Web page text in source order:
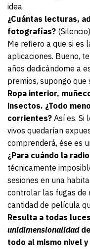
idea.
¿Cuántas lecturas,
fotografías?
Me refiero a que si es
aplicaciones. Bueno,
años dedicándome a
premios, supongo que
Ropa interior,
insectos. ¿Todo
corrientes? Así es. Si
vivos quedarían
comprenderá, ése es
¿Para cuándo la
técnicamente
sesiones en una
controlar las fugas de
cantidad de película
Resulta a todas
unidimensionalidad
todo al mismo nivel